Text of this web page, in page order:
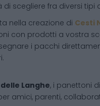
scegliere fra diversi tipi
nella creazione di Cesti
con prodotti a vostra
i pacchi
Langhe, i panettoni
amici, parenti,